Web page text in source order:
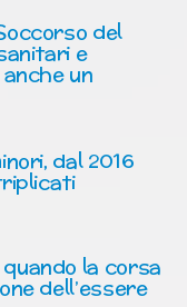
del
e
un
dal 2016
la corsa
dell’essere